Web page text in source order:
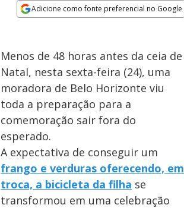
Adicione como fonte preferencial no Google
Menos de 48 horas antes da ceia de
Natal, nesta sexta-feira (24), uma
moradora de Belo Horizonte viu
toda a preparação para a
comemoração sair fora do
esperado.
A expectativa de conseguir um
frango e verduras oferecendo, em
troca, a bicicleta da filha se
transformou em uma celebração